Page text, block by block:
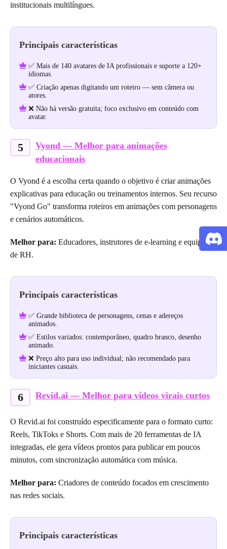
institucionais multilíngues.
Principais características
✅ Mais de 140 avatares de IA profissionais e suporte a 120+
idiomas.
✅ Criação apenas digitando um roteiro — sem câmera ou
atores.
❌ Não há versão gratuita; foco exclusivo em conteúdo com
avatar.
5
Vyond — Melhor para animações
educacionais
O Vyond é a escolha certa quando o objetivo é criar animações
explicativas para educação ou treinamentos internos. Seu recurso
"Vyond Go" transforma roteiros em animações com personagens
e cenários automáticos.
Melhor para: Educadores, instrutores de e-learning e equipes
de RH.
Principais características
✅ Grande biblioteca de personagens, cenas e adereços
animados.
✅ Estilos variados: contemporâneo, quadro branco, desenho
animado.
❌ Preço alto para uso individual; não recomendado para
iniciantes casuais.
6 Revid.ai — Melhor para vídeos virais curtos
O Revid.ai foi construído especificamente para o formato curto:
Reels, TikToks e Shorts. Com mais de 20 ferramentas de IA
integradas, ele gera vídeos prontos para publicar em poucos
minutos, com sincronização automática com música.
Melhor para: Criadores de conteúdo focados em crescimento
nas redes sociais.
Principais características